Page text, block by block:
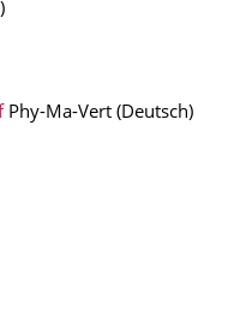
Phy-Ma-Vert (Deutsch)